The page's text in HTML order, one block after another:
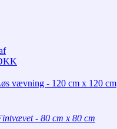
vævning - 120 cm x 120 cm
- 80 cm x 80 cm